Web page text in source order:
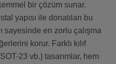
bir çözüm sunar.
yapısı ile donatılan bu
sayesinde en zorlu çalışma
korur. Farklı kılıf
23 vb.) tasarımlar, hem